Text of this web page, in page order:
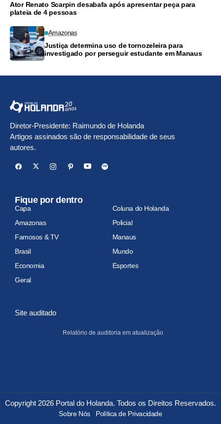
Ator Renato Scarpin desabafa após apresentar peça para
plateia de 4 pessoas
Amazonas
Justiça determina uso de tornozeleira para
investigado por perseguir estudante em Manaus
Diretor-Presidente: Raimundo de Holanda
Artigos assinados são de responsabilidade de seus
autores.
Fique por dentro
Capa
Coluna do Holanda
Amazonas
Policial
Famosos & TV
Manaus
Brasil
Mundo
Economia
Esportes
Geral
Site auditado
Relatório de auditoria em atualização
Copyright 2026 Portal do Holanda. Todos os Direitos Reservados.
Sobre Nós Política de Privacidade